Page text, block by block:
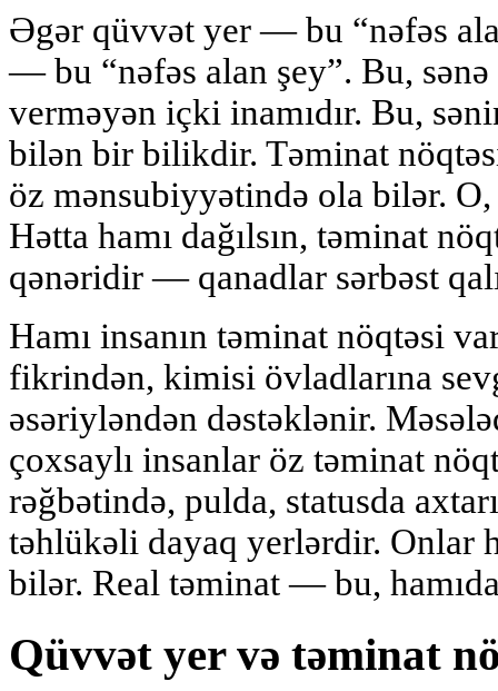
Əgər qüvvət yer — bu “nəfəs
— bu “nəfəs alan şey”. Bu,
verməyən içki inamıdır. Bu,
bilən bir bilikdir. Təminat
öz mənsubiyyətində ola bilər.
Hətta hamı dağılsın, təminat
qənəridir — qanadlar sərbəst
Hamı insanın təminat nöqtəsi
fikrindən, kimisi övladlarına
əsəriyləndən dəstəklənir.
çoxsaylı insanlar öz təminat
rəğbətində, pulda, statusda
təhlükəli dayaq yerlərdir. Onlar
bilər. Real təminat — bu,
Qüvvət yer və təminat